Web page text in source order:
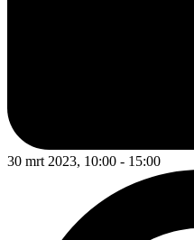
30 mrt 2023, 10:00 - 15:00